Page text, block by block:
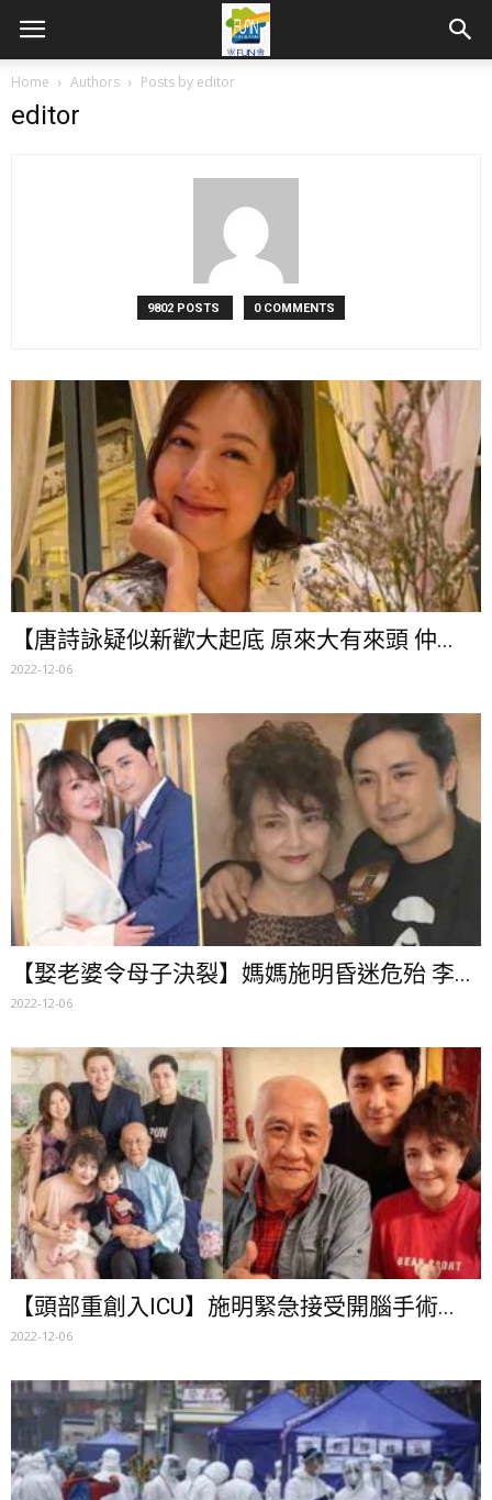
Home Authors Posts by editor
editor
9802 POSTS 0 COMMENTS
【唐詩詠疑似新歡大起底 原來大有來頭 仲...
2022-12-06
【娶老婆令母子決裂】媽媽施明昏迷危殆 李...
2022-12-06
【頭部重創入ICU】施明緊急接受開腦手術...
2022-12-06